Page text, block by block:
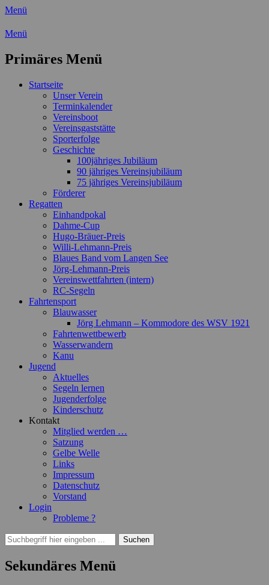
Menü
Wassersport-Verein 1921 e.V.
Freizeit mit der ganzen Familie
Menü
Primäres Menü
Zum
Startseite
Unser Verein
Terminkalender
Vereinsboot
Vereinsgaststätte
Sporterfolge
Geschichte
100jähriges Jubiläum
90 jähriges Vereinsjubiläum
75 jähriges Vereinsjubiläum
Förderer
Regatten
Einhandpokal
Dahme-Cup
Hugo-Bräuer-Preis
Willi-Lehmann-Preis
Blaues Band vom Langen See
Jörg-Lehmann-Preis
Vereinswettfahrten (intern)
RC-Segeln
Fahrtensport
Blauwasser
Jörg Lehmann – Kommodore des WSV 1921
Fahrtenwettbewerb
Wasserwandern
Kanu
Jugend
Aktuelles
Segeln lernen
Jugenderfolge
Kinderschutz
Kontakt
Mitglied werden …
Satzung
Gelbe Welle
Links
Impressum
Datenschutz
Vorstand
Login
Probleme ?
Suchen
Suchen
nach:
Sekundäres Menü